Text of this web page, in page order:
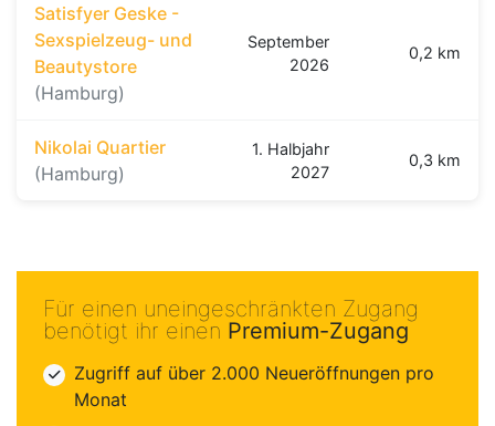
Satisfyer Geske -
Sexspielzeug- und
Beautystore
(Hamburg)
September
2026
0,2 km
Nikolai Quartier
(Hamburg)
1. Halbjahr
2027
0,3 km
Für einen uneingeschränkten Zugang
benötigt ihr einen Premium-Zugang
Zugriff auf über 2.000 Neueröffnungen pro
Monat